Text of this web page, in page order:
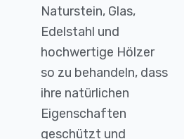
Naturstein, Glas,
Edelstahl und
hochwertige Hölzer
so zu behandeln, dass
ihre natürlichen
Eigenschaften
geschützt und